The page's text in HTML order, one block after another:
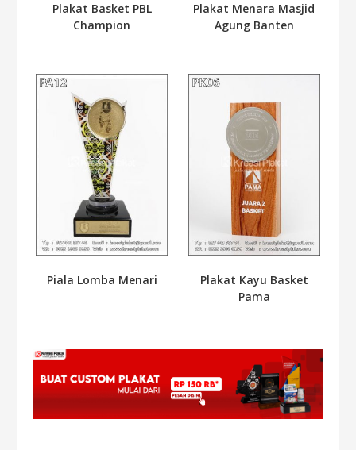
Plakat Basket PBL
Champion
Plakat Menara Masjid
Agung Banten
Piala Lomba Menari
Plakat Kayu Basket
Pama